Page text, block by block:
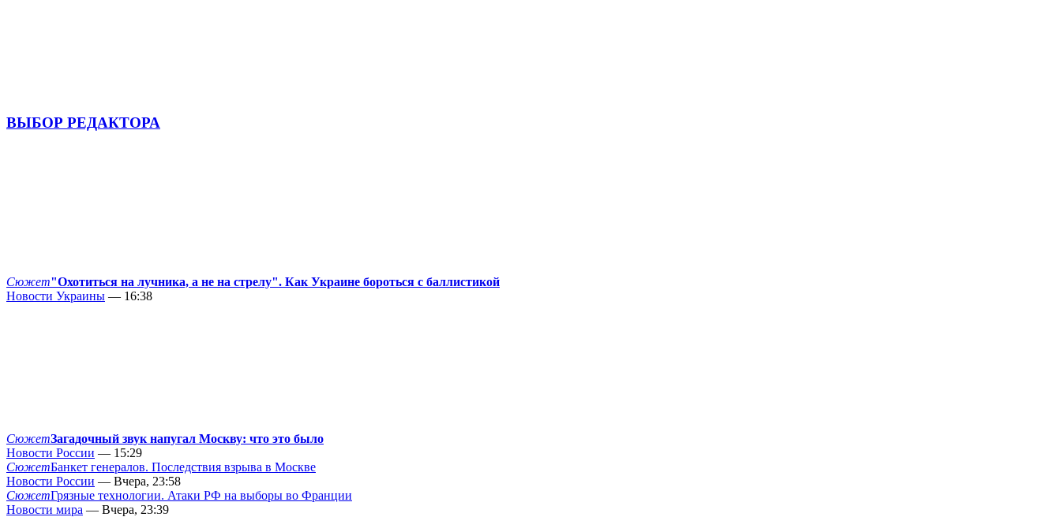
ВЫБОР РЕДАКТОРА
Сюжет"Охотиться на лучника, а не на стрелу". Как Украине бороться с баллистикой
Новости Украины — 16:38
СюжетЗагадочный звук напугал Москву: что это было
Новости России — 15:29
СюжетБанкет генералов. Последствия взрыва в Москве
Новости России — Вчера, 23:58
СюжетГрязные технологии. Атаки РФ на выборы во Франции
Новости мира — Вчера, 23:39